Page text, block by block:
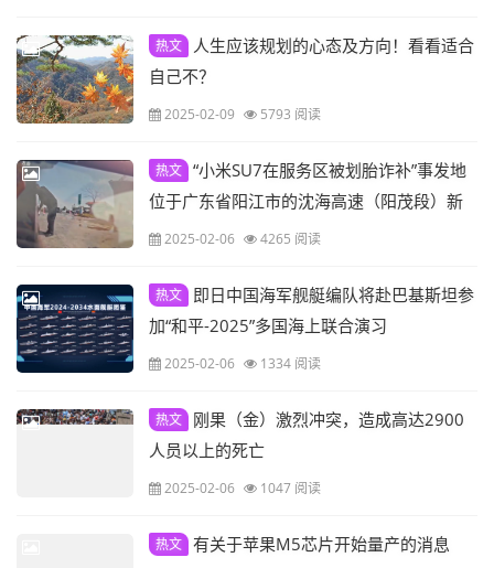
热文
人生应该规划的心态及方向！看看适合
自己不？
2025-02-09 5793 阅读
热文 “小米SU7在服务区被划胎诈补”事发地
位于广东省阳江市的沈海高速（阳茂段）新
墟服务区。
2025-02-06 4265 阅读
热文
即日中国海军舰艇编队将赴巴基斯坦参
加“和平-2025”多国海上联合演习
2025-02-06 1334 阅读
热文
刚果（金）激烈冲突，造成高达2900
人员以上的死亡
2025-02-06 1047 阅读
热文 有关于苹果M5芯片开始量产的消息